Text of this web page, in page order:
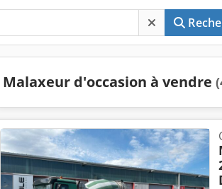
Malaxeur d'occasion à vendre